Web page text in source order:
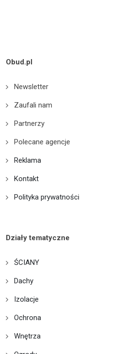
Obud.pl
Newsletter
Zaufali nam
Partnerzy
Polecane agencje
Reklama
Kontakt
Polityka prywatności
Działy tematyczne
ŚCIANY
Dachy
Izolacje
Ochrona
Wnętrza